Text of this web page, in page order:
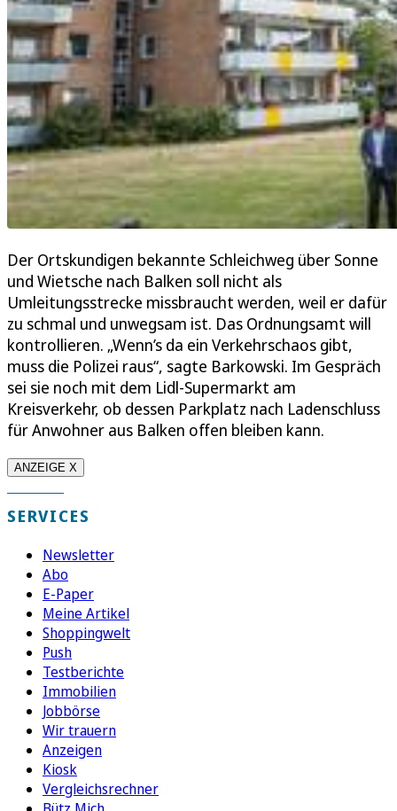
Der Ortskundigen bekannte Schleichweg über Sonne
und Wietsche nach Balken soll nicht als
Umleitungsstrecke missbraucht werden, weil er dafür
zu schmal und unwegsam ist. Das Ordnungsamt will
kontrollieren. „Wenn’s da ein Verkehrschaos gibt,
muss die Polizei raus“, sagte Barkowski. Im Gespräch
sei sie noch mit dem Lidl-Supermarkt am
Kreisverkehr, ob dessen Parkplatz nach Ladenschluss
für Anwohner aus Balken offen bleiben kann.
ANZEIGE X
SERVICES
Newsletter
Abo
E-Paper
Meine Artikel
Shoppingwelt
Push
Testberichte
Immobilien
Jobbörse
Wir trauern
Anzeigen
Kiosk
Vergleichsrechner